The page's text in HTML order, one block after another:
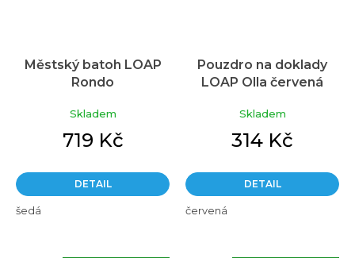
Městský batoh LOAP
Rondo
Skladem
719 Kč
DETAIL
šedá
Pouzdro na doklady
LOAP Olla červená
Skladem
314 Kč
DETAIL
červená